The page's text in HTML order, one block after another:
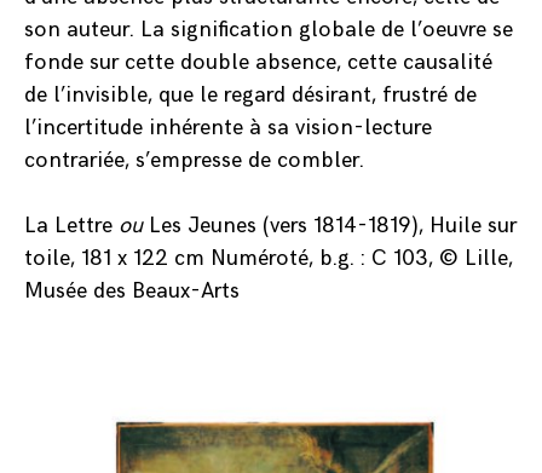
son auteur. La signification globale de l’oeuvre se
fonde sur cette double absence, cette causalité
de l’invisible, que le regard désirant, frustré de
l’incertitude inhérente à sa vision-lecture
contrariée, s’empresse de combler.
La Lettre ouLes Jeunes (vers 1814-1819), Huile sur
toile, 181 x 122 cm Numéroté, b.g. : C 103, © Lille,
Musée des Beaux-Arts